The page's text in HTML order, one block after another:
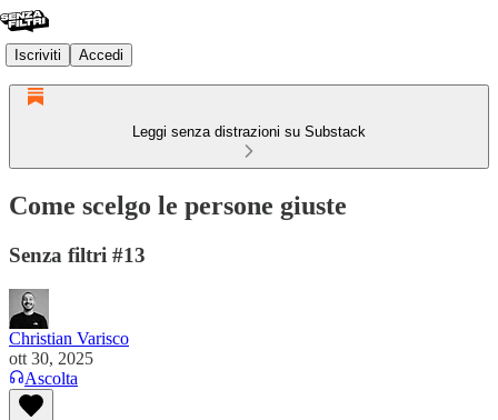
Iscriviti Accedi
Leggi senza distrazioni su Substack
Come scelgo le persone giuste
Senza filtri #13
Christian Varisco
ott 30, 2025
Ascolta